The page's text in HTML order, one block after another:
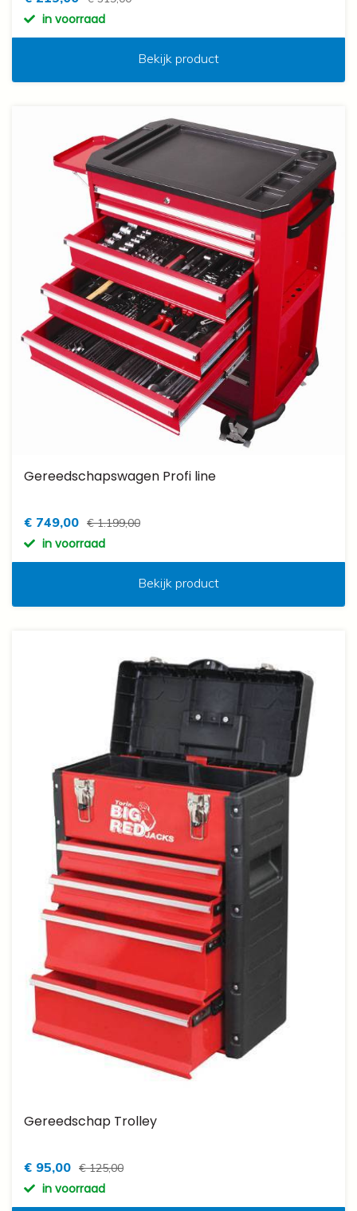
in voorraad
Bekijk product
Gereedschapswagen Profi line
€ 749,00 € 1.199,00
in voorraad
Bekijk product
Gereedschap Trolley
€ 95,00 € 125,00
in voorraad